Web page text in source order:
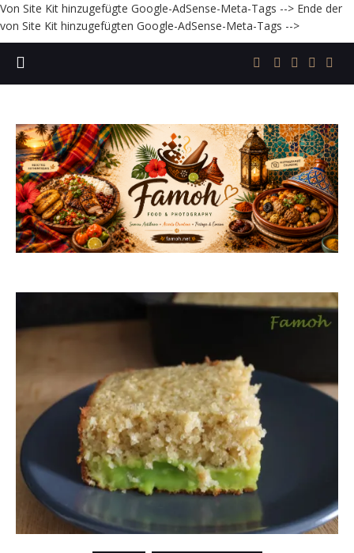
Von Site Kit hinzugefügte Google-AdSense-Meta-Tags --> Ende der
von Site Kit hinzugefügten Google-AdSense-Meta-Tags -->